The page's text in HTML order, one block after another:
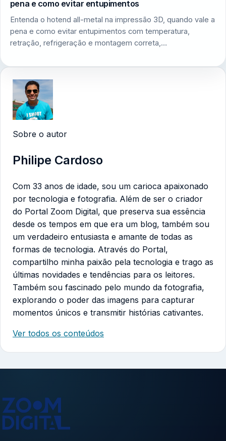
pena e como evitar entupimentos
Entenda o hotend all-metal na impressão 3D, quando vale a
pena e como evitar entupimentos com temperatura,
retração, refrigeração e montagem correta,…
Sobre o autor
Philipe Cardoso
Com 33 anos de idade, sou um carioca apaixonado
por tecnologia e fotografia. Além de ser o criador
do Portal Zoom Digital, que preserva sua essência
desde os tempos em que era um blog, também sou
um verdadeiro entusiasta e amante de todas as
formas de tecnologia. Através do Portal,
compartilho minha paixão pela tecnologia e trago as
últimas novidades e tendências para os leitores.
Também sou fascinado pelo mundo da fotografia,
explorando o poder das imagens para capturar
momentos únicos e transmitir histórias cativantes.
Ver todos os conteúdos